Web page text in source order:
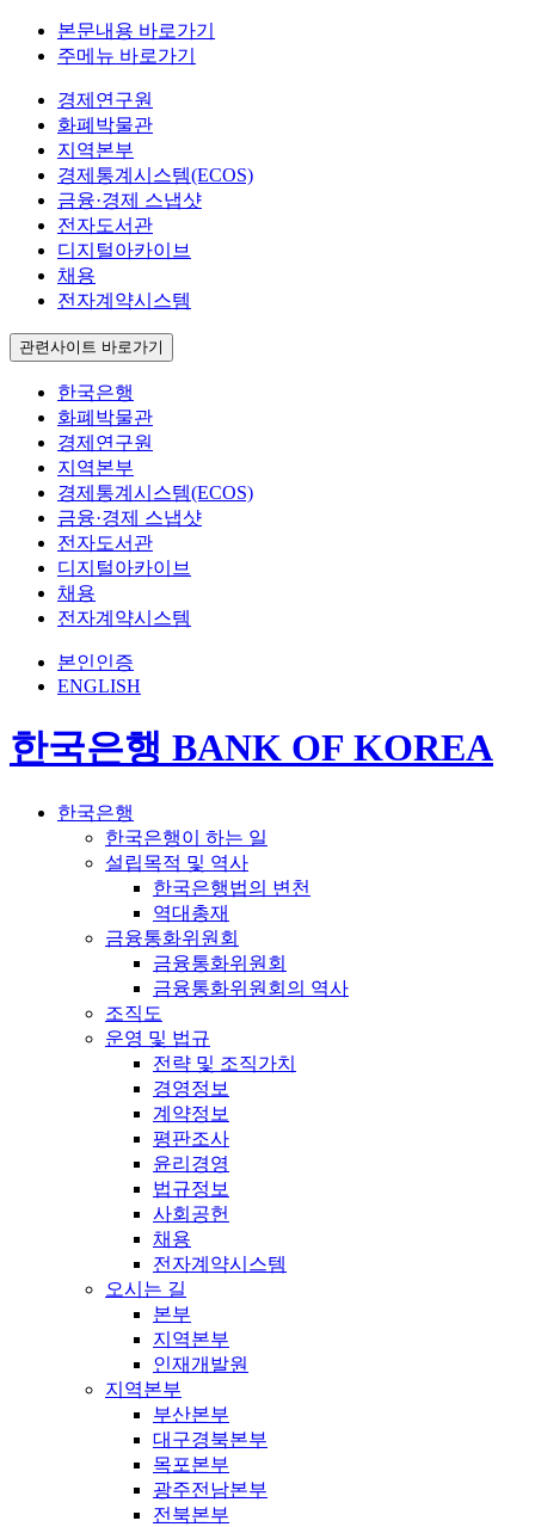
본문내용 바로가기
주메뉴 바로가기
경제연구원
화폐박물관
지역본부
경제통계시스템(ECOS)
금융·경제 스냅샷
전자도서관
디지털아카이브
채용
전자계약시스템
관련사이트 바로가기
한국은행
화폐박물관
경제연구원
지역본부
경제통계시스템(ECOS)
금융·경제 스냅샷
전자도서관
디지털아카이브
채용
전자계약시스템
본인인증
ENGLISH
한국은행 BANK OF KOREA
한국은행
한국은행이 하는 일
설립목적 및 역사
한국은행법의 변천
역대총재
금융통화위원회
금융통화위원회
금융통화위원회의 역사
조직도
운영 및 법규
전략 및 조직가치
경영정보
계약정보
평판조사
윤리경영
법규정보
사회공헌
채용
전자계약시스템
오시는 길
본부
지역본부
인재개발원
지역본부
부산본부
대구경북본부
목포본부
광주전남본부
전북본부